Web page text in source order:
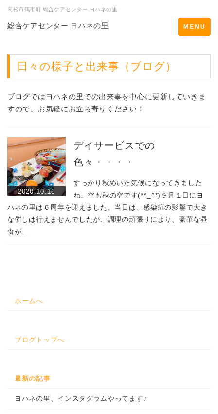
高松市鶴市町 総合ケアセンター ヨハネの里
総合ケアセンター ヨハネの里
Toggle
navigation
MENU
日々の様子と出来事（ブログ）
ブログではヨハネの里での出来事を中心に更新していきま
すので、お気軽にお立ち寄りください！
2020.10.16
デイサービスでの
色々・・・・
すっかり秋めいた気候になってきました
ね。空も秋の空です(*^_^*)９月１日にヨ
ハネの里は６周年を迎えました。当日は、感染症の影響で大き
な催しは行えませんでしたが、調理の頑張りにより、豪華な昼
食が…
ホームへ
ブログトップへ
最新の記事
ヨハネの里、インスタグラムやってます♪